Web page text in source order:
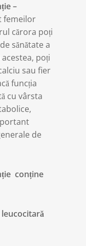
–
femeilor
cărora poți
sănătate a
poți
sau fier
funcția
cu vârsta
de
conține